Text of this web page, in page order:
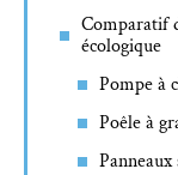
Comparatif
écologique
Pompe à
Poêle à